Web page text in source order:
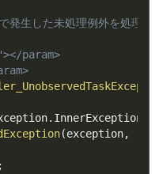
生した未処理例外を処理し
param>
. InnerException
(exception,
;